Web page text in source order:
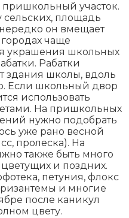
пришкольный участок.
сельских, площадь
он вмещает
чаще
украшения школьных
Рабатки
здания школы, вдоль
Если школьный двор
использовать
На пришкольных
нужно подобрать
уже рано весной
пролеска). На
также быть много
и поздних.
петуния, флокс
и многие
после каникул
цвету.